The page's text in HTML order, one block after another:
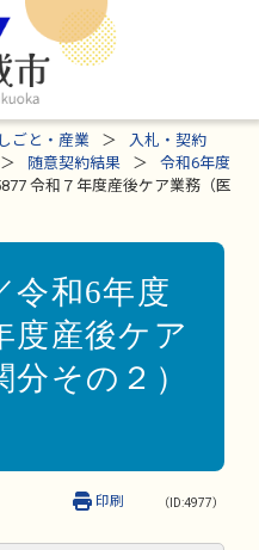
しごと・産業
入札・契約
随意契約結果
令和6年度
令和７年度産後ケア業務（医
令和6年度
度産後ケア
その２）
（ID:4977）
印刷